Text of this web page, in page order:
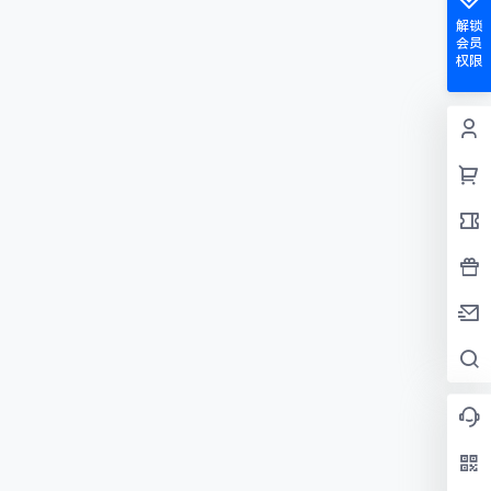
解锁
会员
权限